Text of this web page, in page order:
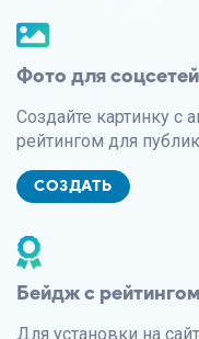
Фото для соцсетей
Создайте картинку с
рейтингом для
СОЗДАТЬ
Бейдж с рейтингом
Для установки на